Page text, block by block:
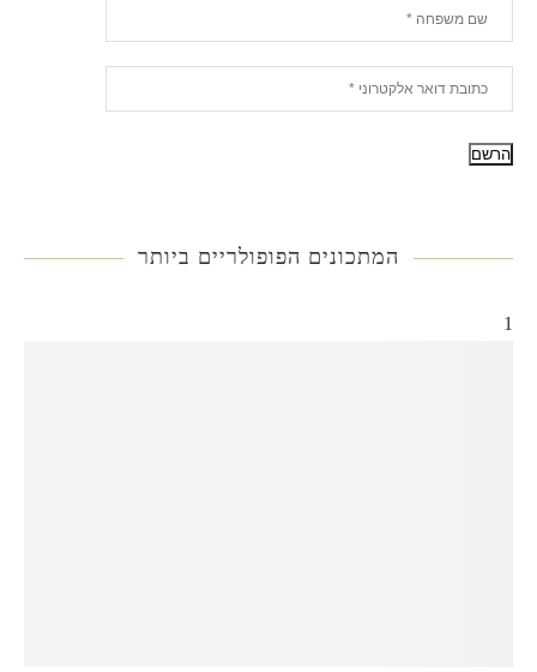
המתכונים הפופולריים ביותר
1